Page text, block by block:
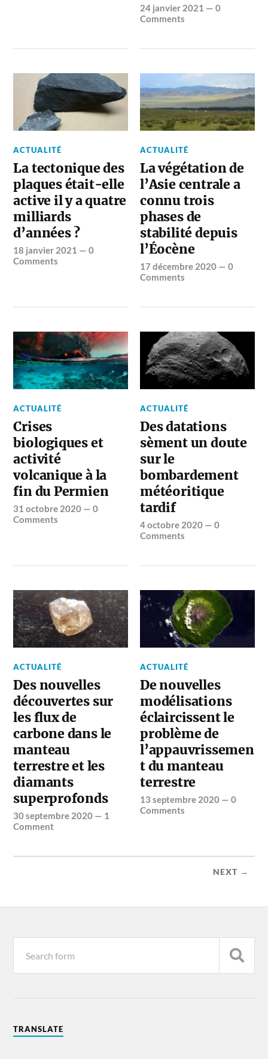
24 janvier 2021 —0
Comments
ACTUALITÉ
La tectonique des
plaques était-elle
active il y a quatre
milliards
d’années ?
18 janvier 2021 —0
Comments
ACTUALITÉ
La végétation de
l’Asie centrale a
connu trois
phases de
stabilité depuis
l’Éocène
17 décembre 2020 —0
Comments
ACTUALITÉ
Crises
biologiques et
activité
volcanique à la
fin du Permien
31 octobre 2020 —0
Comments
ACTUALITÉ
Des datations
sèment un doute
sur le
bombardement
météoritique
tardif
4 octobre 2020 —0
Comments
ACTUALITÉ
Des nouvelles
découvertes sur
les flux de
carbone dans le
manteau
terrestre et les
diamants
superprofonds
30 septembre 2020 — 1
Comment
ACTUALITÉ
De nouvelles
modélisations
éclaircissent le
problème de
l’appauvrissemen
t du manteau
terrestre
13 septembre 2020 —0
Comments
NEXT →
TRANSLATE